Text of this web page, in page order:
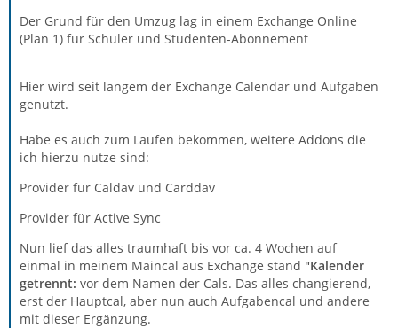
Der Grund für den Umzug lag in einem Exchange Online
(Plan 1) für Schüler und Studenten-Abonnement
Hier wird seit langem der Exchange Calendar und Aufgaben
genutzt.
Habe es auch zum Laufen bekommen, weitere Addons die
ich hierzu nutze sind:
Provider für Caldav und Carddav
Provider für Active Sync
Nun lief das alles traumhaft bis vor ca. 4 Wochen auf
einmal in meinem Maincal aus Exchange stand "Kalender
getrennt: vor dem Namen der Cals. Das alles changierend,
erst der Hauptcal, aber nun auch Aufgabencal und andere
mit dieser Ergänzung.